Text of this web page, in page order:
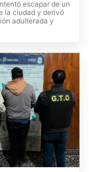
escapar de un
la ciudad y derivó
adulterada y